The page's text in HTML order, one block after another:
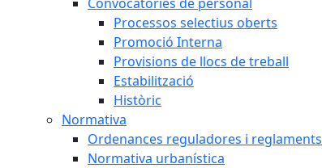
Processos selectius oberts
Promoció Interna
Provisions de llocs de treball
Estabilització
Històric
Normativa
Ordenances reguladores i reglaments
Normativa urbanística